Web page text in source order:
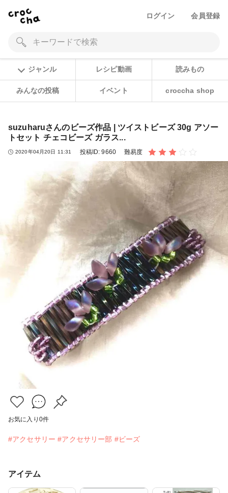
ログイン 会員登録
ジャンル レシピ動画 読みもの
みんなの投稿 イベント croccha shop
suzuharuさんのビーズ作品 | ツイストビーズ 30g アソー
トセット チェコビーズ ガラス...
2020年04月20日 11:31 投稿ID:9660 難易度
お気に入り 0件
#アクセサリー #アクセサリー部 #ビーズ
アイテム